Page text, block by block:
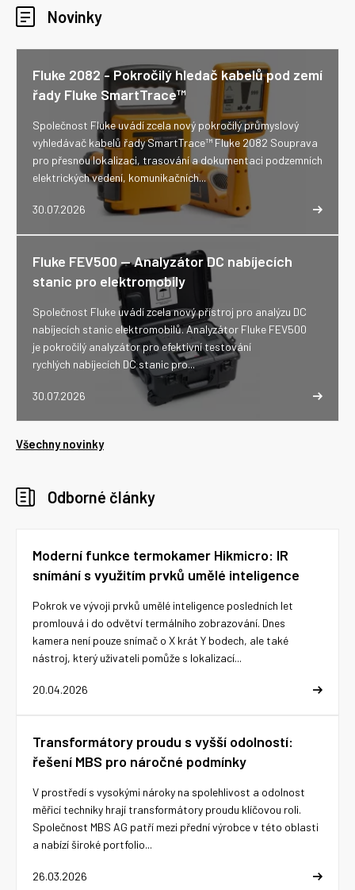
Novinky
Fluke 2082 - Pokročilý hledač kabelů pod zemí
řady Fluke SmartTrace™
30.07.2026
Společnost Fluke uvádí zcela nový pokročilý průmyslový
vyhledávač kabelů řady SmartTrace™ Fluke 2082 Souprava
pro přesnou lokalizaci, trasování a dokumentaci podzemních
elektrických vedení, komunikačních...
Fluke FEV500 -- Analyzátor DC nabíjecích
stanic pro elektromobily
30.07.2026
Společnost Fluke uvádí zcela nový přístroj pro analýzu DC
nabíjecích stanic elektromobilů. Analyzátor Fluke FEV500
je pokročilý analyzátor pro efektivní testování
rychlých nabíjecích DC stanic pro...
Všechny novinky
Odborné články
Moderní funkce termokamer Hikmicro: IR
snímání s využitím prvků umělé inteligence
20.04.2026
Pokrok ve vývoji prvků umělé inteligence posledních let
promlouvá i do odvětví termálního zobrazování. Dnes
kamera není pouze snímač o X krát Y bodech, ale také
nástroj, který uživateli pomůže s lokalizací...
Transformátory proudu s vyšší odolností:
řešení MBS pro náročné podmínky
26.03.2026
V prostředí s vysokými nároky na spolehlivost a odolnost
měřicí techniky hrají transformátory proudu klíčovou roli.
Společnost MBS AG patří mezi přední výrobce v této oblasti
a nabízí široké portfolio...